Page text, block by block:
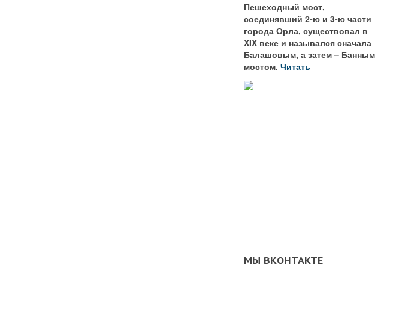
Пешеходный мост,
соединявший 2-ю и 3-ю части
города Орла, существовал в
XIX веке и назывался сначала
Балашовым, а затем – Банным
мостом.Читать
МЫ ВКОНТАКТЕ